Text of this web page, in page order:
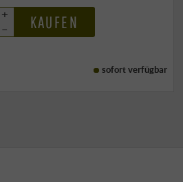
+
–
KAUFEN
sofort verfügbar